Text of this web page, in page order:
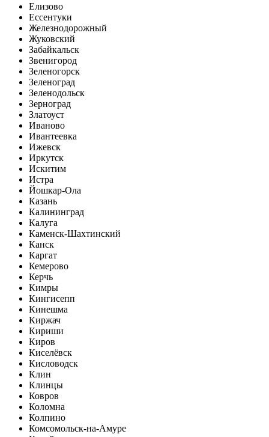
Елизово
Ессентуки
Железнодорожный
Жуковский
Забайкальск
Звенигород
Зеленогорск
Зеленоград
Зеленодольск
Зерноград
Златоуст
Иваново
Ивантеевка
Ижевск
Иркутск
Искитим
Истра
Йошкар-Ола
Казань
Калининград
Калуга
Каменск-Шахтинский
Канск
Каргат
Кемерово
Керчь
Кимры
Кингисепп
Кинешма
Киржач
Кириши
Киров
Киселёвск
Кисловодск
Клин
Клинцы
Ковров
Коломна
Колпино
Комсомольск-на-Амуре